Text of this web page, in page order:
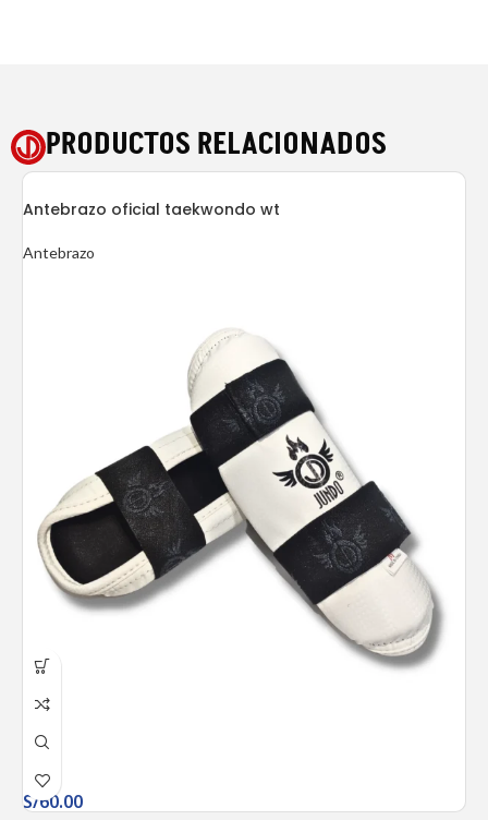
PRODUCTOS RELACIONADOS
Antebrazo oficial taekwondo wt
Antebrazo
S/60.00